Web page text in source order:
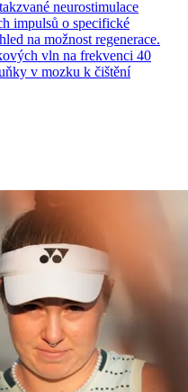
neurostimulace
impulsů o specifické
na možnost regenerace.
vln na frekvenci 40
v mozku k čištění